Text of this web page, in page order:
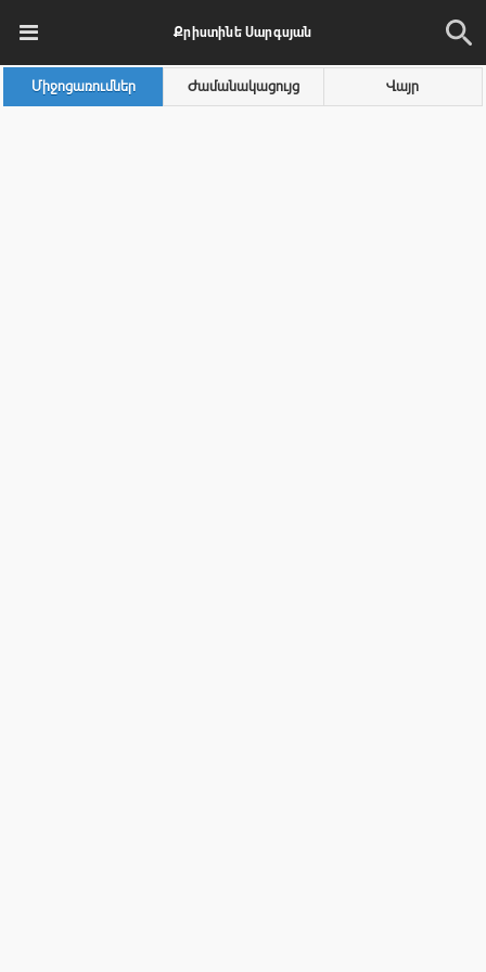
Քրիստինե Սարգսյան
Միջոցառումներ Ժամանակացույց Վայր